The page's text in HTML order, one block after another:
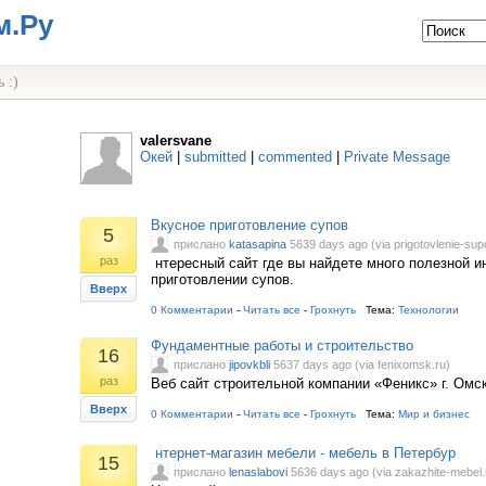
:)
valersvane
Окей
submitted commented Private Message
5
раз
Вверх
Вкусное приготовление супов
прислано katasapina 5639 days ago (via prigotovlenie-
нтересный сайт где вы найдете много полезной
приготовлении супов.
0 Комментарии - Читать все - Грохнуть Тема: Технологии
16
раз
Вверх
Фундаментные работы и строительство
прислано jipovkbli 5637 days ago (via fenixomsk.ru)
Веб сайт строительной компании «Феникс» г.
0 Комментарии - Читать все - Грохнуть Тема: Мир и бизнес
15 нтернет-магазин мебели - мебель в Петербур
прислано lenaslabovi 5636 days ago (via zakazhite-